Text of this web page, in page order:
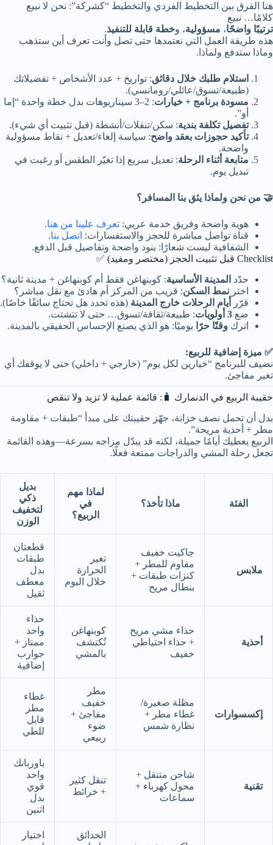
هنا الفرق بين التخطيط الفردي والتخطيط “كشركة”: نحن لا نبيع
كلامًا… نبيع
ترتيبًا واضحًا، مسؤولية، وخطة قابلة للتنفيذ.
هذه طريقة العمل التي نعتمدها حتى تصل وأنت تعرف أين ستذهب
وماذا ستدفع ولماذا.
استلام طلبك خلال دقائق: تواريخ + عدد الأشخاص + تفضيلاتك
(طبيعة/تسوق/عائلي/رومانسي).
مسودة برنامج + خيارات
: 2–3 سيناريوهات بدل خطة واحدة “إما
أو”.
تفصيل تكلفة بندية: سكن/تنقلات/أنشطة (قبل تثبيت أي شيء).
تأكيد حجوزات بعقد واضح: سياسة إلغاء/تعديل + نقاط مسؤولية
واضحة.
متابعة أثناء الرحلة: تعديل سريع إذا تغيّر الطقس أو رغبت في
تبديل يوم.
🤝 من نحن ولماذا يثق بنا المسافر؟
هوية واضحة وفريق خدمة عربي: تعرف علينا من هنا.
قناة تواصل مباشرة للحجز والاستفسارات: اتصل بنا.
الشفافية ليست شعارًا: بنود واضحة وتفاصيل قبل الدفع.
Checklist قبل تثبيت الحجز (مختصر ومفيد) ✅
حدّد المدينة الأساسية: كوبنهاغن فقط أم كوبنهاغن + مدينة ثانية؟
اختر نمط السكن: قريب من المركز أم هادئ مع نقل مباشر؟
قرّر
أيام الرحلات خارج المدينة (هذه تحدد هل تحتاج سائقًا خاصًا).
ضع 3 أولويات
: طبيعة/ثقافة/تسوق… حتى لا تتشتت.
اترك وقتًا حرًا يوميًا: هو الذي يصنع الإحساس الحقيقي بالمدينة.
✅ ميزة إضافية للربيع:
نضيف للبرنامج “خيارين لكل يوم” (خارجي + داخلي) حتى لا يوقفك أي
تغير مفاجئ.
حقيبة الربيع في الدنمارك 🧳: قائمة عملية لا تزيد ولا تنقص
بدل أن تحمل نصف خزانة، جهّز حقيبتك على مبدأ “طبقات + مقاومة
مطر + أحذية مريحة”.
الربيع يعطيك أيامًا جميلة، لكنه قد يبدّل مزاجه بسرعة—وهذه القائمة
تجعل رحلة المشي والدراجات ممتعة فعلًا.
الفئة ماذا تأخذ؟
لماذا مهم
في
الربيع؟
بديل
ذكي
لتخفيف
الوزن
ملابس
جاكيت خفيف
مقاوم للمطر +
كنزات طبقات +
بنطال مريح
تغير
الحرارة
خلال اليوم
قطعتان
طبقات
بدل
معطف
ثقيل
أحذية
حذاء مشي مريح
+ حذاء احتياطي
خفيف
كوبنهاغن
تُكتشف
بالمشي
حذاء
واحد
ممتاز +
جوارب
إضافية
إكسسوارات
مظلة صغيرة/
غطاء مطر +
نظارة شمس
مطر
خفيف
مفاجئ +
ضوء
ربيعي
غطاء
مطر
قابل
للطي
تقنية
شاحن متنقل +
محول كهرباء +
سماعات
تنقل كثير
+ خرائط
باوربانك
واحد
قوي
بدل
اثنين
الحدائق
اختيار